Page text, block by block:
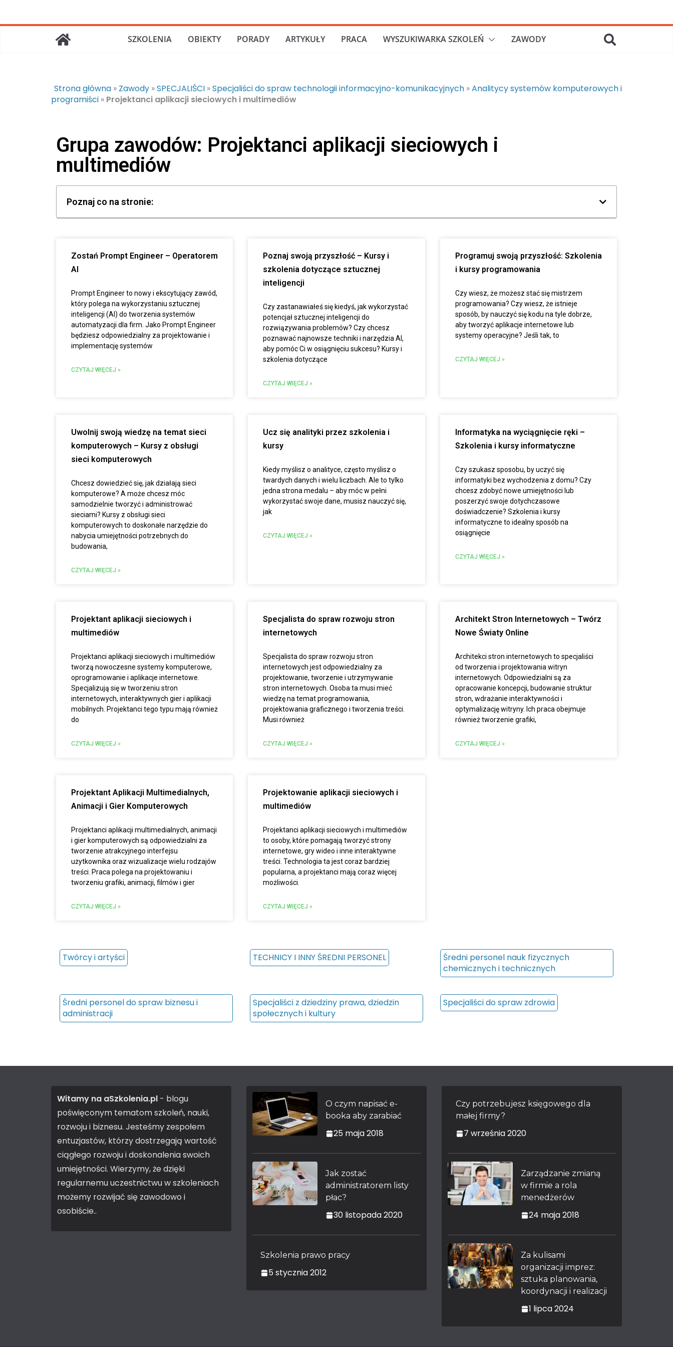
SZKOLENIA OBIEKTY PORADY ARTYKUŁY PRACA WYSZUKIWARKA SZKOLEŃ ZAWODY
Strona główna » Zawody »SPECJALIŚCI »Specjaliści do spraw technologii informacyjno-komunikacyjnych »Analitycy systemów komputerowych i
programiści » Projektanci aplikacji sieciowych i multimediów
Grupa zawodów: Projektanci aplikacji sieciowych i
multimediów
Poznaj co na stronie:
Zostań Prompt Engineer – Operatorem
AI
Prompt Engineer to nowy i ekscytujący zawód,
który polega na wykorzystaniu sztucznej
inteligencji (AI) do tworzenia systemów
automatyzacji dla firm. Jako Prompt Engineer
będziesz odpowiedzialny za projektowanie i
implementację systemów
CZYTAJ WIĘCEJ »
Poznaj swoją przyszłość – Kursy i
szkolenia dotyczące sztucznej
inteligencji
Czy zastanawiałeś się kiedyś, jak wykorzystać
potencjał sztucznej inteligencji do
rozwiązywania problemów? Czy chcesz
poznawać najnowsze techniki i narzędzia AI,
aby pomóc Ci w osiągnięciu sukcesu? Kursy i
szkolenia dotyczące
CZYTAJ WIĘCEJ »
Programuj swoją przyszłość: Szkolenia
i kursy programowania
Czy wiesz, że możesz stać się mistrzem
programowania? Czy wiesz, że istnieje
sposób, by nauczyć się kodu na tyle dobrze,
aby tworzyć aplikacje internetowe lub
systemy operacyjne? Jeśli tak, to
CZYTAJ WIĘCEJ »
Uwolnij swoją wiedzę na temat sieci
komputerowych – Kursy z obsługi
sieci komputerowych
Chcesz dowiedzieć się, jak działają sieci
komputerowe? A może chcesz móc
samodzielnie tworzyć i administrować
sieciami? Kursy z obsługi sieci
komputerowych to doskonałe narzędzie do
nabycia umiejętności potrzebnych do
budowania,
CZYTAJ WIĘCEJ »
Ucz się analityki przez szkolenia i
kursy
Kiedy myślisz o analityce, często myślisz o
twardych danych i wielu liczbach. Ale to tylko
jedna strona medalu – aby móc w pełni
wykorzystać swoje dane, musisz nauczyć się,
jak
CZYTAJ WIĘCEJ »
Informatyka na wyciągnięcie ręki –
Szkolenia i kursy informatyczne
Czy szukasz sposobu, by uczyć się
informatyki bez wychodzenia z domu? Czy
chcesz zdobyć nowe umiejętności lub
poszerzyć swoje dotychczasowe
doświadczenie? Szkolenia i kursy
informatyczne to idealny sposób na
osiągnięcie
CZYTAJ WIĘCEJ »
Projektant aplikacji sieciowych i
multimediów
Projektanci aplikacji sieciowych i multimediów
tworzą nowoczesne systemy komputerowe,
oprogramowanie i aplikacje internetowe.
Specjalizują się w tworzeniu stron
internetowych, interaktywnych gier i aplikacji
mobilnych. Projektanci tego typu mają również
do
CZYTAJ WIĘCEJ »
Specjalista do spraw rozwoju stron
internetowych
Specjalista do spraw rozwoju stron
internetowych jest odpowiedzialny za
projektowanie, tworzenie i utrzymywanie
stron internetowych. Osoba ta musi mieć
wiedzę na temat programowania,
projektowania graficznego i tworzenia treści.
Musi również
CZYTAJ WIĘCEJ »
Architekt Stron Internetowych – Twórz
Nowe Światy Online
Architekci stron internetowych to specjaliści
od tworzenia i projektowania witryn
internetowych. Odpowiedzialni są za
opracowanie koncepcji, budowanie struktur
stron, wdrażanie interaktywności i
optymalizację witryny. Ich praca obejmuje
również tworzenie grafiki,
CZYTAJ WIĘCEJ »
Projektant Aplikacji Multimedialnych,
Animacji i Gier Komputerowych
Projektanci aplikacji multimedialnych, animacji
i gier komputerowych są odpowiedzialni za
tworzenie atrakcyjnego interfejsu
użytkownika oraz wizualizacje wielu rodzajów
treści. Praca polega na projektowaniu i
tworzeniu grafiki, animacji, filmów i gier
CZYTAJ WIĘCEJ »
Projektowanie aplikacji sieciowych i
multimediów
Projektanci aplikacji sieciowych i multimediów
to osoby, które pomagają tworzyć strony
internetowe, gry wideo i inne interaktywne
treści. Technologia ta jest coraz bardziej
popularna, a projektanci mają coraz więcej
możliwości.
CZYTAJ WIĘCEJ »
Twórcy i artyści TECHNICY I INNY ŚREDNI PERSONEL
Średni personel nauk fizycznych
chemicznych i technicznych
Średni personel do spraw biznesu i
administracji
Specjaliści z dziedziny prawa, dziedzin
społecznych i kultury
Specjaliści do spraw zdrowia
Witamy na aSzkolenia.pl - blogu
poświęconym tematom szkoleń, nauki,
rozwoju i biznesu. Jesteśmy zespołem
entuzjastów, którzy dostrzegają wartość
ciągłego rozwoju i doskonalenia swoich
umiejętności. Wierzymy, że dzięki
regularnemu uczestnictwu w szkoleniach
możemy rozwijać się zawodowo i
osobiście..
O czym napisać e-
booka aby zarabiać
25 maja 2018
Jak zostać
administratorem listy
płac?
30 listopada 2020
Szkolenia prawo pracy
5 stycznia 2012
Czy potrzebujesz księgowego dla
małej firmy?
7 września 2020
Zarządzanie zmianą
w firmie a rola
menedżerów
24 maja 2018
Za kulisami
organizacji imprez:
sztuka planowania,
koordynacji i realizacji
1 lipca 2024